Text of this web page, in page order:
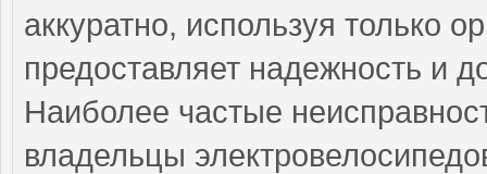
аккуратно, используя только
предоставляет надежность и
Наиболее частые
владельцы